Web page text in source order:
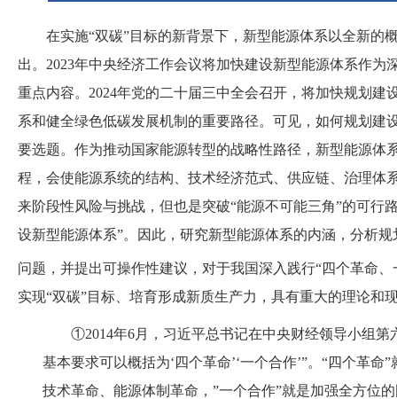
在实施“双碳”目标的新背景下，新型能源体系以全新的
出。2023年中央经济工作会议将加快建设新型能源体系作为
重点内容。2024年党的二十届三中全会召开，将加快规划建
系和健全绿色低碳发展机制的重要路径。可见，如何规划建
要选题。作为推动国家能源转型的战略性路径，新型能源体
程，会使能源系统的结构、技术经济范式、供应链、治理体
来阶段性风险与挑战，但也是突破“能源不可能三角”的可行
设新型能源体系”。因此，研究新型能源体系的内涵，分析
问题，并提出可操作性建议，对于我国深入践行“四个革命、
实现“双碳”目标、培育形成新质生产力，具有重大的理论和
①2014年6月，习近平总书记在中央财经领导小组
基本要求可以概括为‘四个革命’‘一个合作’”。“四个革
技术革命、能源体制革命，”一个合作”就是加强全方位